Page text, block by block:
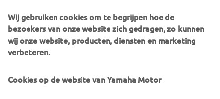
Marine
Ontdek meer
Wij gebruiken cookies om te begrijpen hoe de
bezoekers van onze website zich gedragen, zo kunnen
wij onze website, producten, diensten en marketing
verbeteren.
Cookies op de website van Yamaha Motor